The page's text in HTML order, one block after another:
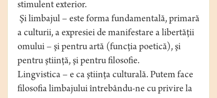
stimulent exterior.
Şi limbajul – este forma fundamentală, primară
a culturii, a expresiei de manifestare a libertăţii
omului – şi pentru artă (funcţia poetică), şi
pentru ştiinţă, şi pentru filosofie.
Lingvistica – e ca ştiinţa culturală. Putem face
filosofia limbajului întrebându-ne cu privire la